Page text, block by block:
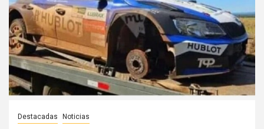
Destacadas Noticias